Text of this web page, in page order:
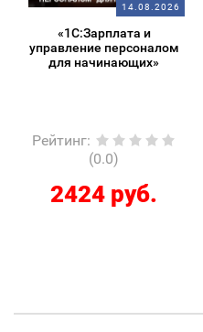
14.08.2026
«1С:Зарплата и
управление персоналом
для начинающих»
Рейтинг:
(0.0)
2424 руб.